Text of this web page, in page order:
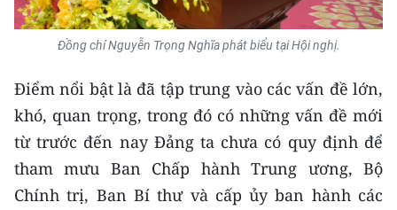
Duyên hải Nam Trung Bộ và Tây
Nguyên
Đông Nam Bộ
Đồng bằng sông Cửu Long
Chuyên trang Hà Nội
Chuyên trang TP. Hồ Chí Minh
Đồng chí Nguyễn Trọng Nghĩa phát biểu tại Hội nghị.
Điểm nổi bật là đã tập trung vào các vấn đề lớn,
khó, quan trọng, trong đó có những vấn đề mới
từ trước đến nay Đảng ta chưa có quy định để
tham mưu Ban Chấp hành Trung ương, Bộ
Chính trị, Ban Bí thư và cấp ủy ban hành các